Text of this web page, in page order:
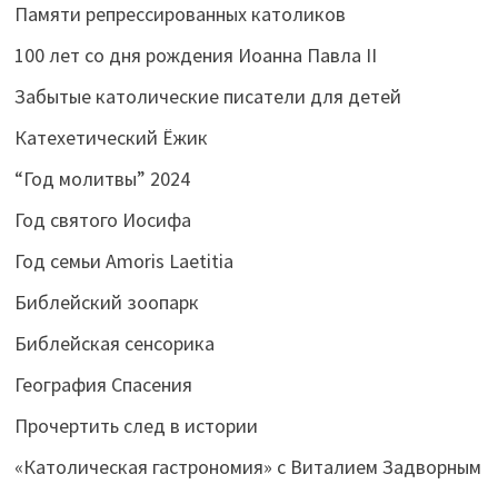
Памяти репрессированных католиков
100 лет со дня рождения Иоанна Павла II
Забытые католические писатели для детей
Катехетический Ёжик
“Год молитвы” 2024
Год святого Иосифа
Год семьи Amoris Laetitia
Библейский зоопарк
Библейская сенсорика
География Спасения
Прочертить след в истории
«Католическая гастрономия» с Виталием Задворным